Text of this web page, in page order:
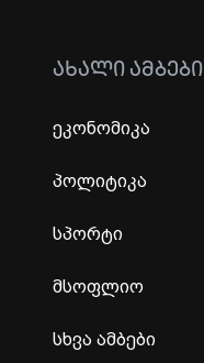
ᲐᲮᲐᲚᲘ ᲐᲛᲑᲔᲑᲘ
ეკონომიკა
პოლიტიკა
სპორტი
მსოფლიო
სხვა ამბები